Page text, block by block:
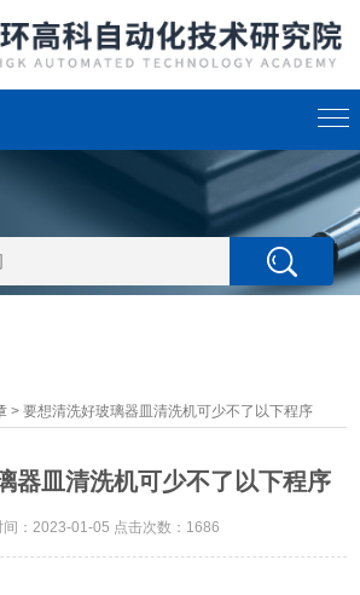
> 要想清洗好玻璃器皿清洗机可少不了以下程序
器皿清洗机可少不了以下程序
间：2023-01-05 点击次数：1686